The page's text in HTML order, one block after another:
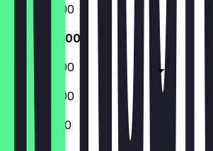
09:00 - 16:00
09:00 - 16:00
09:00 - 16:00
09:00 - 16:00
10:00 - 16:00